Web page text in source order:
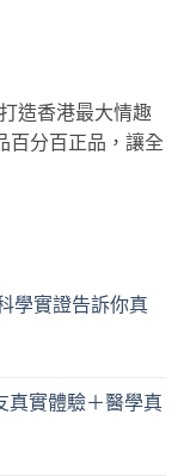
造香港最大情趣
百分百正品，讓全
學實證告訴你真
真實體驗＋醫學真